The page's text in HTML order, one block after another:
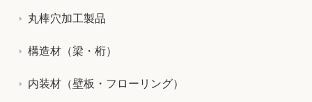
丸棒穴加工製品
構造材（梁・桁）
内装材（壁板・フローリング）